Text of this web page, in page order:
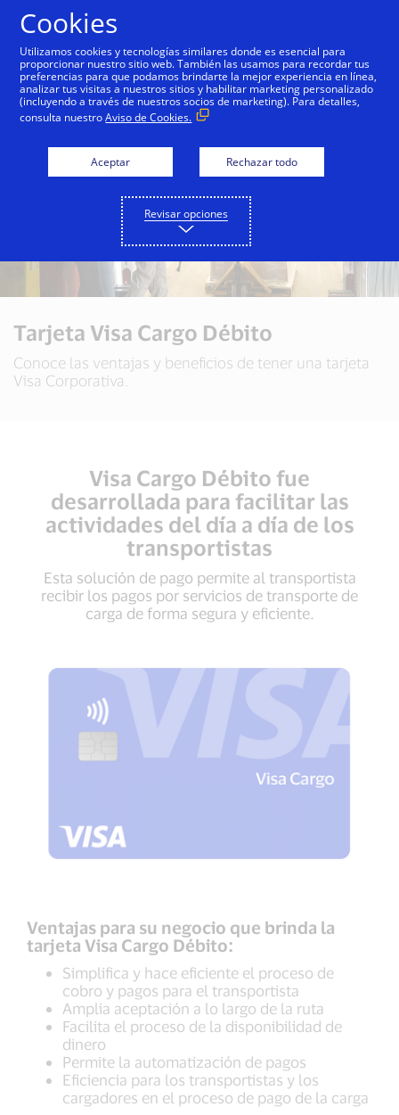
Tarjeta Visa Cargo Débito
Conoce las ventajas y beneficios de tener una tarjeta
Visa Corporativa.
Visa Cargo Débito fue
desarrollada para facilitar las
actividades del día a día de los
transportistas
Esta solución de pago permite al transportista
recibir los pagos por servicios de transporte de
carga de forma segura y eficiente.
Ventajas para su negocio que brinda la
tarjeta Visa Cargo Débito:
Simplifica y hace eficiente el proceso de
cobro y pagos para el transportista
Amplia aceptación a lo largo de la ruta
Facilita el proceso de la disponibilidad de
dinero
Permite la automatización de pagos
Eficiencia para los transportistas y los
cargadores en el proceso de pago de la carga
Cookies
Utilizamos cookies y tecnologías similares donde es esencial para
proporcionar nuestro sitio web. También las usamos para recordar tus
preferencias para que podamos brindarte la mejor experiencia en línea,
analizar tus visitas a nuestros sitios y habilitar marketing personalizado
(incluyendo a través de nuestros socios de marketing). Para detalles,
consulta nuestroAviso de Cookies.
Aceptar Rechazar todo
Revisar opciones